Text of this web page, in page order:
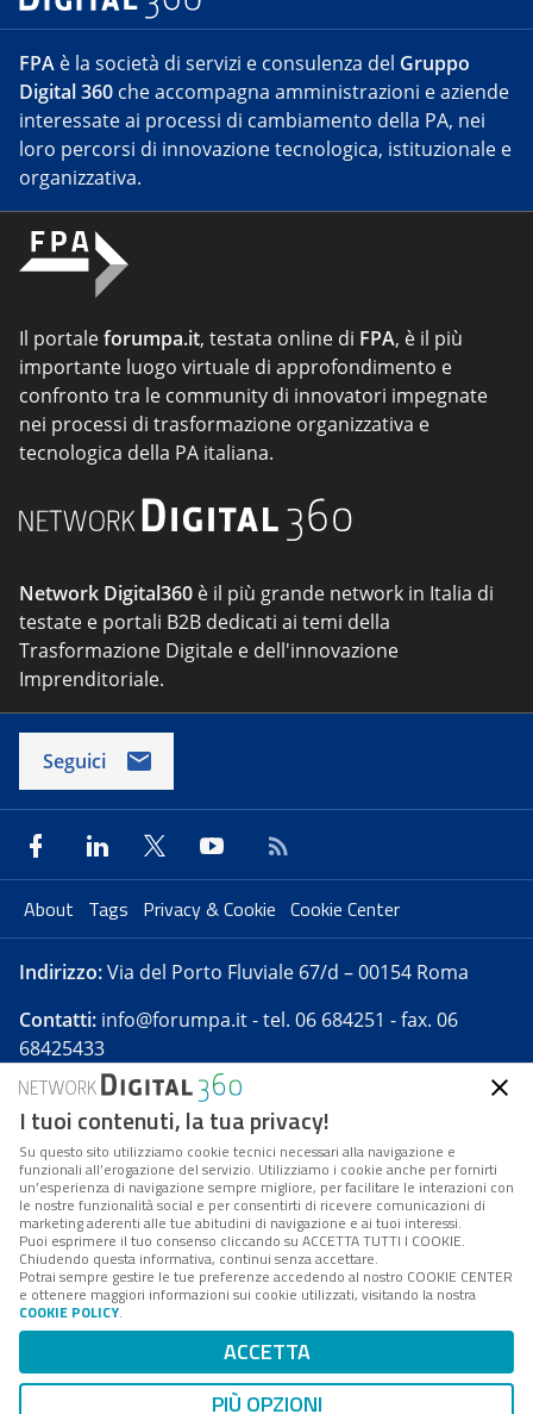
FPA è la società di servizi e consulenza del Gruppo
Digital 360 che accompagna amministrazioni e aziende
interessate ai processi di cambiamento della PA, nei
loro percorsi di innovazione tecnologica, istituzionale e
organizzativa.
Il portaleforumpa.it, testata online di FPA, è il più
importante luogo virtuale di approfondimento e
confronto tra le community di innovatori impegnate
nei processi di trasformazione organizzativa e
tecnologica della PA italiana.
Network Digital360 è il più grande network in Italia di
testate e portali B2B dedicati ai temi della
Trasformazione Digitale e dell'innovazione
Imprenditoriale.
Seguici
About Tags Privacy & Cookie Cookie Center
Indirizzo:Via del Porto Fluviale 67/d – 00154 Roma
Contatti: info@forumpa.it- tel. 06 684251 - fax. 06
68425433
Forumpa.itè una pubblicazione telematica iscritta
presso Registro della stampa del Tribunale di Roma -
Reg. n. 182 del 2 maggio 2008 - Direttore resp. Michela
Stentella
FPA s.r.l. è società soggetta a Direzione e
Coordinamento da parte di Digital360 S.p.A. - FPA s.r.l.
è un'azienda certificata per il sistema di management
Codice Fiscale/Partita IVA n. 10693191008 - R.E.A. Roma
n. 1249791. ISP AWS
Mappa del sito
I tuoi contenuti, la tua privacy!
Su questo sito utilizziamo cookie tecnici necessari alla navigazione e
funzionali all’erogazione del servizio. Utilizziamo i cookie anche per fornirti
un’esperienza di navigazione sempre migliore, per facilitare le interazioni con
le nostre funzionalità social e per consentirti di ricevere comunicazioni di
marketing aderenti alle tue abitudini di navigazione e ai tuoi interessi.
Puoi esprimere il tuo consenso cliccando su ACCETTA TUTTI I COOKIE.
Chiudendo questa informativa, continui senza accettare.
Potrai sempre gestire le tue preferenze accedendo al nostro COOKIE CENTER
e ottenere maggiori informazioni sui cookie utilizzati, visitando la nostra
COOKIE POLICY.
ACCETTA
PIÙ OPZIONI